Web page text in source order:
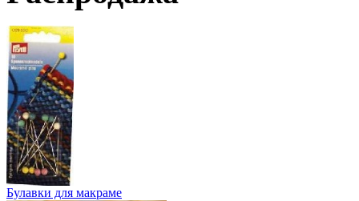
Булавки для макраме